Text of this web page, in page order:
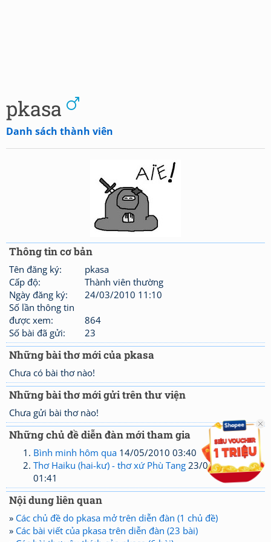
pkasa
Danh sách thành viên
Thông tin cơ bản
Tên đăng ký:
pkasa
Cấp độ:
Thành viên thường
Ngày đăng ký:
24/03/2010 11:10
Số lần thông tin
được xem:
864
Số bài đã gửi:
23
Những bài thơ mới của pkasa
Chưa có bài thơ nào!
Những bài thơ mới gửi trên thư viện
Chưa gửi bài thơ nào!
Những chủ đề diễn đàn mới tham gia
Bình minh hôm qua 14/05/2010 03:40
Thơ Haiku (hai-kư) - thơ xứ Phù Tang 23/04/2010
01:41
Nội dung liên quan
» Các chủ đề do pkasa mở trên diễn đàn (1 chủ đề)
» Các bài viết của pkasa trên diễn đàn (23 bài)